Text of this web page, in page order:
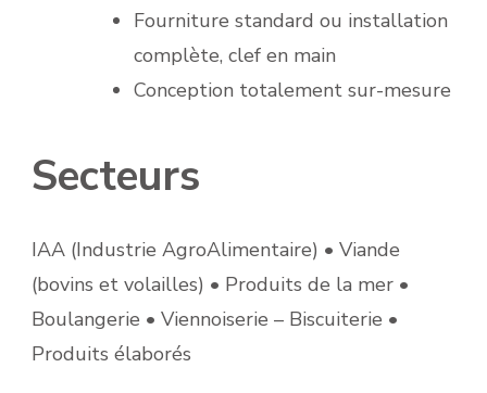
Fourniture standard ou installation
complète, clef en main
Conception totalement sur-mesure
Secteurs
IAA (Industrie AgroAlimentaire) • Viande
(bovins et volailles) • Produits de la mer •
Boulangerie • Viennoiserie – Biscuiterie •
Produits élaborés